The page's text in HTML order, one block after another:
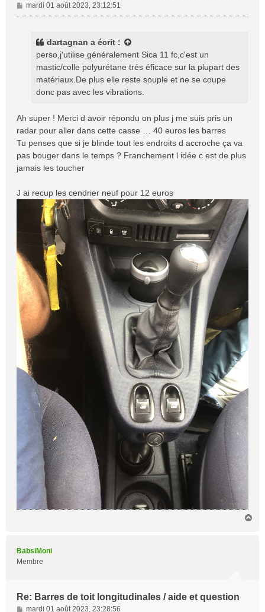
M
e
mardi 01 août 2023, 23:12:51
dartagnan a écrit :
perso,j'utilise généralement Sica 11 fc,c'est un
mastic/colle polyurétane trés éficace sur la plupart des
matériaux.De plus elle reste souple et ne se coupe
donc pas avec les vibrations.
Ah super ! Merci d avoir répondu on plus j me suis pris un
radar pour aller dans cette casse … 40 euros les barres
Tu penses que si je blinde tout les endroits d accroche ça va
pas bouger dans le temps ? Franchement l idée c est de plus
jamais les toucher
J ai recup les cendrier neuf pour 12 euros
BabsiMoni
Membre
Re: Barres de toit longitudinales / aide et question
M
mardi 01 août 2023, 23:28:56